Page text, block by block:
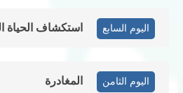
اليوم السابع استكشاف الحياة
اليوم الثامن المغادرة